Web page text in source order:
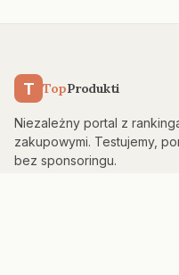
T TopProdukti
Niezależny portal z
zakupowymi. Testujemy,
bez sponsoringu.